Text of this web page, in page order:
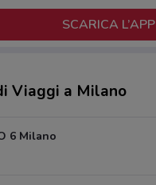
SCARICA L’APP
Viaggi a Milano
6 Milano